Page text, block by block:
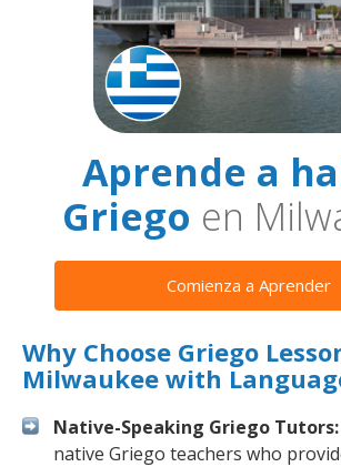
Aprende a
Griego en
Comienza a Aprender
Why Choose Griego
Milwaukee with
Native-Speaking Griego Tutors:
native Griego teachers who